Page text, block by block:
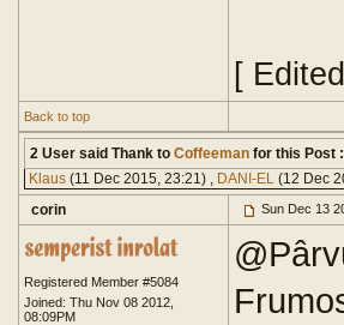
[
Back to top
2 User said Thank to Coffeeman for this Post :
Klaus (11 Dec 2015, 23:21) , DANI-EL (12 Dec
corin
Sun Dec 13
Registered Member #5084
Joined: Thu Nov 08 2012,
08:09PM